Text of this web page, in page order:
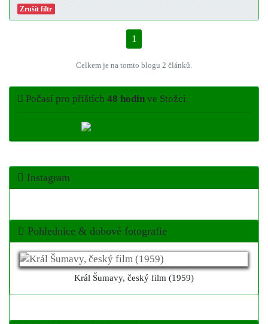
Zrušit filtr
1
Celkem je na tomto blogu 2 článků.
Počasí pro příštích 48 hodinve Stožci
Instagram
Pohlednice & dobové fotografie
Král Šumavy, český film (1959)